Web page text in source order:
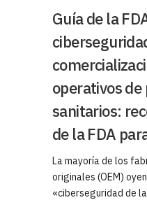
Guía de la
operativos
sanitarios:
de la FDA
La mayoría de los
originales (OEM)
«ciberseguridad de